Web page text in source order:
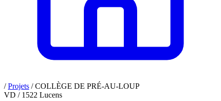
/ Projets /COLLÈGE DE PRÉ-AU-LOUP
VD / 1522 Lucens